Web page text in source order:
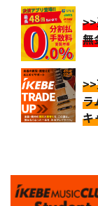
無
ラ
キ